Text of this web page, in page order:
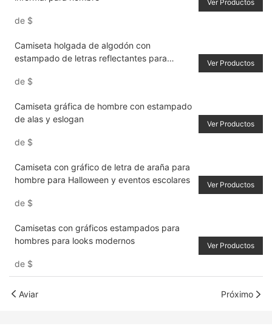
de $
Ver Productos
Camiseta holgada de algodón con
estampado de letras reflectantes para
de $
Ver Productos
Camiseta gráfica de hombre con estampado
de alas y eslogan
de $
Ver Productos
Camiseta con gráfico de letra de araña para
hombre para Halloween y eventos escolares
de $
Ver Productos
Camisetas con gráficos estampados para
hombres para looks modernos
de $
Ver Productos
Aviar Próximo